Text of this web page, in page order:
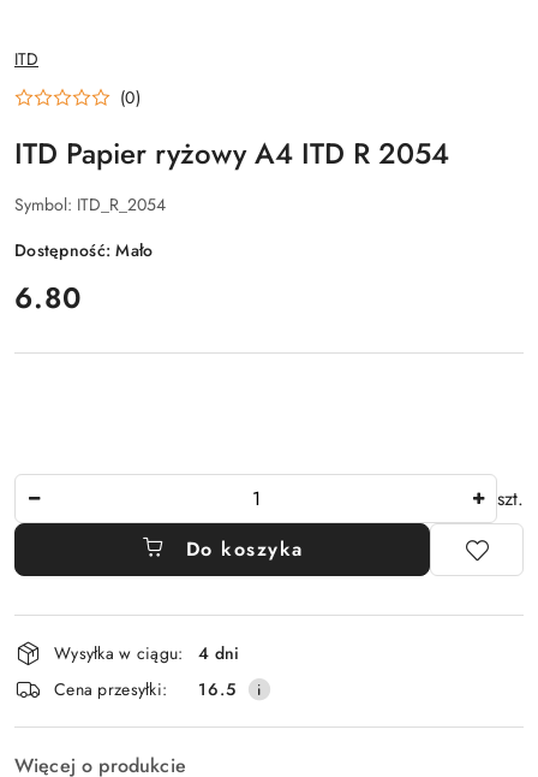
NAZWA
PRODUCENTA:
ITD
(0)
ITD Papier ryżowy A4 ITD R 2054
Symbol: ITD_R_2054
Dostępność:Mało
cena:
6.80
szt.
Do koszyka
Dostępność
i
dostawa
Wysyłka w ciągu:
4 dni
Cena przesyłki:
16.5
Więcej o produkcie